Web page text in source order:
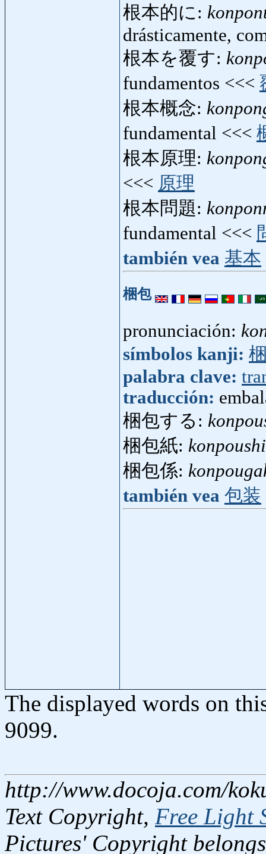
根本的に:
drásticamente,
根本を覆す:
fundamentos <<<
根本概念:
fundamental <<<
根本原理:
<<< 原理
根本問題:
fundamental <<<
también vea 基本
梱包
pronunciación:
símbolos kanji:
palabra clave:
traducción:
梱包する:
梱包紙: konpoushi
梱包係:
también vea 包装
The displayed words on
9099.
http://www.docoja.com/
Text Copyright, Free Light
Pictures' Copyright